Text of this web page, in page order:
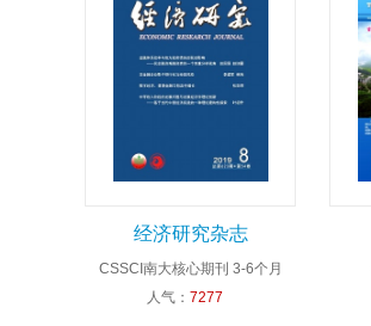
经济研究杂志
CSSCI南大核心期刊 3-6个月
人气： 7277